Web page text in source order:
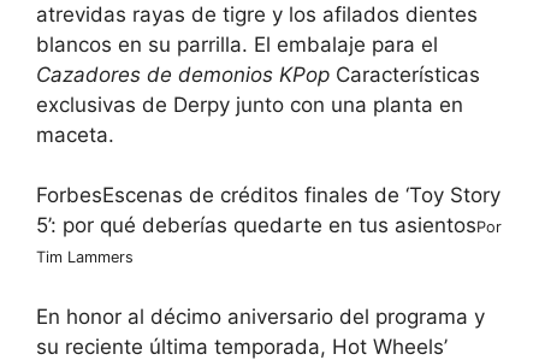
atrevidas rayas de tigre y los afilados dientes
blancos en su parrilla. El embalaje para el
Cazadores de demonios KPop Características
exclusivas de Derpy junto con una planta en
maceta.
ForbesEscenas de créditos finales de ‘Toy Story
5’: por qué deberías quedarte en tus asientosPor
Tim Lammers
En honor al décimo aniversario del programa y
su reciente última temporada, Hot Wheels’